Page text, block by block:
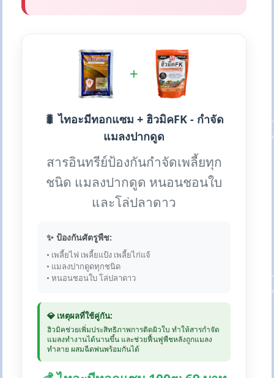
+
🐛 ไทอะมีทอกแซม + ฮิวมิคFK - กำจัด
แมลงปากดูด
สารอินทรีย์ป้องกันกำจัดเพลี้ยทุก
ชนิด แมลงปากดูด หนอนชอนใบ
และโล่ปลาดาว
✨ ป้องกันศัตรูพืช:
• เพลี้ยไฟ เพลี้ยแป้ง เพลี้ยไก่แจ้
• แมลงปากดูดทุกชนิด
• หนอนชอนใบ โล่ปลาดาว
💎 เหตุผลที่ใช้คู่กัน:
ฮิวมิคช่วยเพิ่มประสิทธิภาพการติดผิวใบ ทำให้สารกำจัด
แมลงทำงานได้นานขึ้น และช่วยฟื้นฟูพืชหลังถูกแมลง
ทำลาย ผสมฉีดพ่นพร้อมกันได้